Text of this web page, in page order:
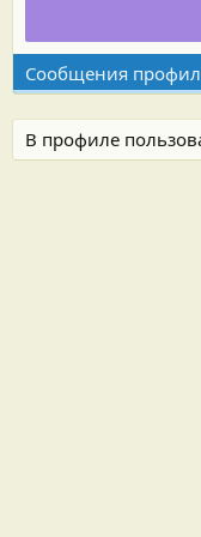
Сообщения
В профиле